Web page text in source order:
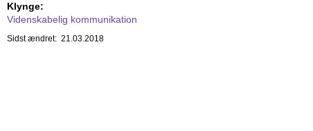
Klynge:
Videnskabelig kommunikation
Sidst ændret: 21.03.2018